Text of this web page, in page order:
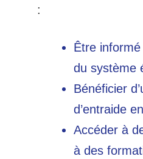
:
Être
du système
Bénéficier
d’entraide
Accéder à
à des